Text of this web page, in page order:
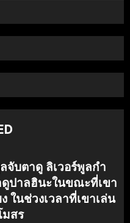
จับตาดู ลิเวอร์พูลกํา
ดูปาลฮินะในขณะที่เขา
ในช่วงเวลาที่เขาเล่น
สร